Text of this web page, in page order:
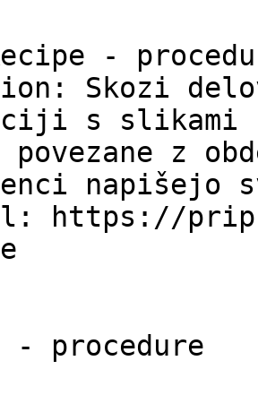
-
Skozi
s slikami
z
napišejo
https://
- procedure